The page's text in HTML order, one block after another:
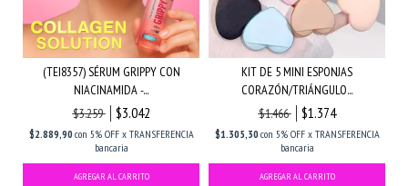
(TEI8357) SÉRUM GRIPPY CON
NIACINAMIDA -...
$3.259
$3.042
$2.889,90con 5% OFF x TRANSFERENCIA
bancaria
KIT DE 5 MINI ESPONJAS
CORAZÓN/TRIÁNGULO...
$1.466
$1.374
$1.305,30con 5% OFF x TRANSFERENCIA
bancaria